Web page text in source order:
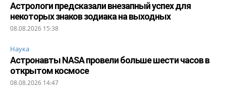
Астрологи предсказали внезапный успех для
некоторых знаков зодиака на выходных
08.08.2026 15:38
Наука
Астронавты NASA провели больше шести часов в
открытом космосе
08.08.2026 14:47